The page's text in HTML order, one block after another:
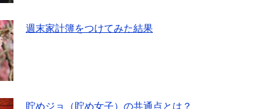
週末家計簿をつけてみた結果
貯めジョ（貯め女子）の共通点とは？